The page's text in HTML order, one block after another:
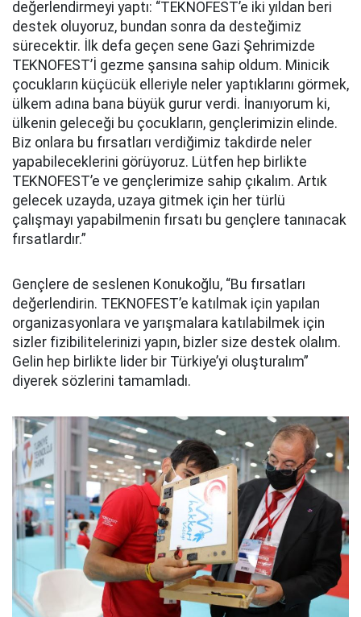
değerlendirmeyi yaptı: “TEKNOFEST’e iki yıldan beri
destek oluyoruz, bundan sonra da desteğimiz
sürecektir. İlk defa geçen sene Gazi Şehrimizde
TEKNOFEST’İ gezme şansına sahip oldum. Minicik
çocukların küçücük elleriyle neler yaptıklarını görmek,
ülkem adına bana büyük gurur verdi. İnanıyorum ki,
ülkenin geleceği bu çocukların, gençlerimizin elinde.
Biz onlara bu fırsatları verdiğimiz takdirde neler
yapabileceklerini görüyoruz. Lütfen hep birlikte
TEKNOFEST’e ve gençlerimize sahip çıkalım. Artık
gelecek uzayda, uzaya gitmek için her türlü
çalışmayı yapabilmenin fırsatı bu gençlere tanınacak
fırsatlardır.”
Gençlere de seslenen Konukoğlu, “Bu fırsatları
değerlendirin. TEKNOFEST’e katılmak için yapılan
organizasyonlara ve yarışmalara katılabilmek için
sizler fizibilitelerinizi yapın, bizler size destek olalım.
Gelin hep birlikte lider bir Türkiye’yi oluşturalım”
diyerek sözlerini tamamladı.